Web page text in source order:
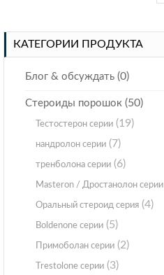
КАТЕГОРИИ ПРОДУКТА
Блог & обсуждать (0)
Стероиды порошок (50)
Тестостерон серии (19)
нандролон серии (7)
тренболона серии (6)
Masteron / Дростанолон серии
Оральный стероид серия (4)
Boldenone серии (5)
Примоболан серии (2)
Trestolone серии (3)